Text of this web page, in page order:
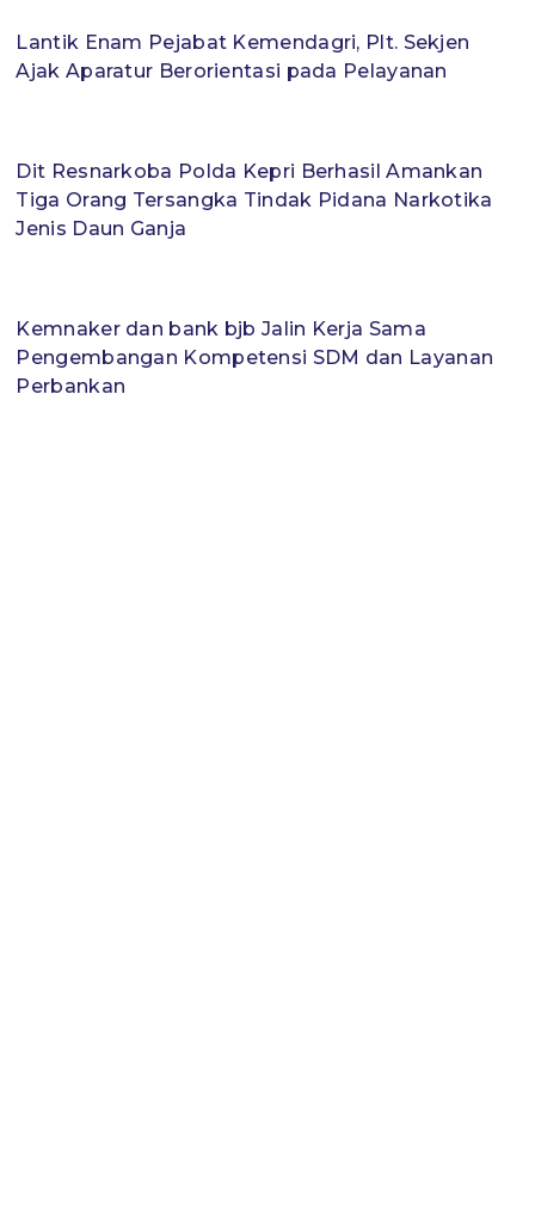
Lantik Enam Pejabat Kemendagri, Plt. Sekjen
Ajak Aparatur Berorientasi pada Pelayanan
Dit Resnarkoba Polda Kepri Berhasil Amankan
Tiga Orang Tersangka Tindak Pidana Narkotika
Jenis Daun Ganja
Kemnaker dan bank bjb Jalin Kerja Sama
Pengembangan Kompetensi SDM dan Layanan
Perbankan